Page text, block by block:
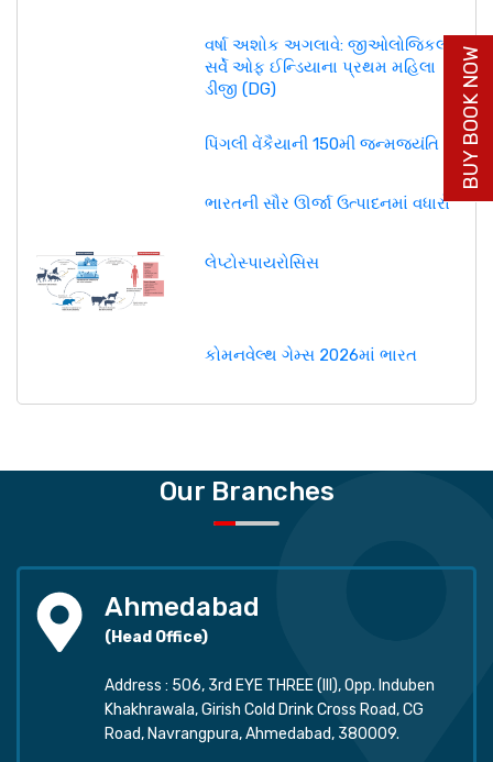
વર્ષા અશોક અગલાવે: જીઓલોજિકલ
સર્વે ઓફ ઈન્ડિયાના પ્રથમ મહિલા
ડીજી (DG)
પિંગલી વેંકૈયાની 150મી જન્મજયંતિ
ભારતની સૌર ઊર્જા ઉત્પાદનમાં વધારો
લેપ્ટોસ્પાયરોસિસ
કોમનવેલ્થ ગેમ્સ 2026માં ભારત
Our Branches
Ahmedabad
(Head Office)
Address : 506, 3rd EYE THREE (III), Opp. Induben
Khakhrawala, Girish Cold Drink Cross Road, CG
Road, Navrangpura, Ahmedabad, 380009.
BUY BOOK NOW